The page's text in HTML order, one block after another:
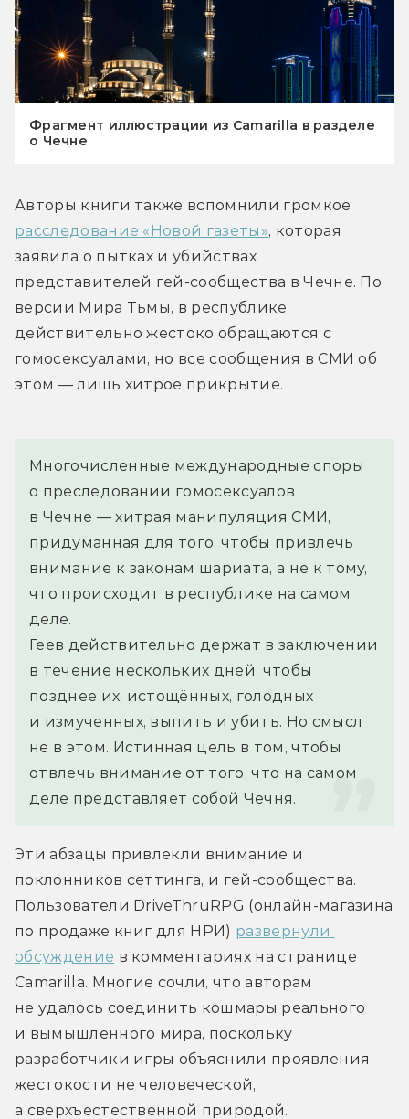
Фрагмент иллюстрации из Camarilla в разделе
о Чечне
расследование «Новой газеты», которая
заявила о пытках и убийствах
представителей гей-сообщества в Чечне. По
версии Мира Тьмы, в республике
действительно жестоко обращаются с
гомосексуалами, но все сообщения в СМИ об
этом — лишь хитрое прикрытие.
Многочисленные международные споры
о преследовании гомосексуалов
в Чечне — хитрая манипуляция СМИ,
придуманная для того, чтобы привлечь
внимание к законам шариата, а не к тому,
что происходит в республике на самом
деле.
Геев действительно держат в заключении
в течение нескольких дней, чтобы
позднее их, истощённых, голодных
и измученных, выпить и убить. Но смысл
не в этом. Истинная цель в том, чтобы
отвлечь внимание от того, что на самом
деле представляет собой Чечня.
Эти абзацы привлекли внимание и
поклонников сеттинга, и гей-сообщества.
Пользователи DriveThruRPG (онлайн-магазина
по продаже книг для НРИ) развернули
обсуждение в комментариях на странице
Camarilla. Многие сочли, что авторам
не удалось соединить кошмары реального
и вымышленного мира, поскольку
разработчики игры объяснили проявления
жестокости не человеческой,
а сверхъестественной природой.